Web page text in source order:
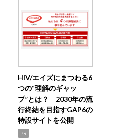
HIV/エイズにまつわる6
つの“理解のギャッ
プ”とは？ 2030年の流
行終結を目指すGAP6の
特設サイトを公開
PR